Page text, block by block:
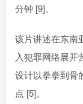
分钟 [9]。
该片讲述在东南
入犯罪网络展开
设计以拳拳到骨
点 [5]。